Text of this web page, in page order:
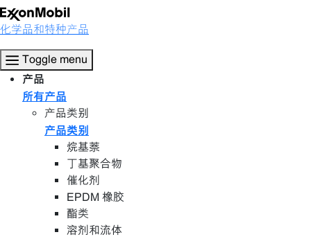
化学品和特种产品
Toggle menu
产品
所有产品
产品类别
产品类别
烷基萘
丁基聚合物
催化剂
EPDM 橡胶
酯类
溶剂和流体